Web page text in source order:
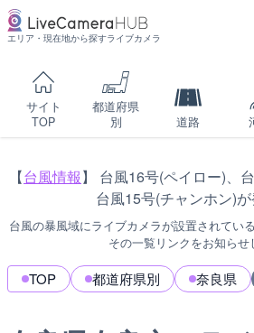
エリア・現在地から探すライブカメラ
サイト
TOP
都道府県
別
道路
【台風情報】 台風16号(ペイロー)、
台風15号(チャンホン)が
台風の暴風域にライブカメラが設置されてい
その一覧リンクをお知らせ
TOP 都道府県別 奈良県